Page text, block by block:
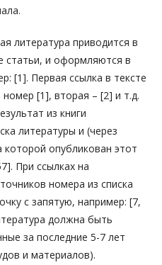
литература приводится в
статьи, и оформляются в
[1]. Первая ссылка в тексте
[1], вторая – [2] и т.д.
из книги
литературы и (через
опубликован этот
При ссылках на
номера из списка
с запятую, например: [7,
должна быть
за последние 5-7 лет
и материалов).